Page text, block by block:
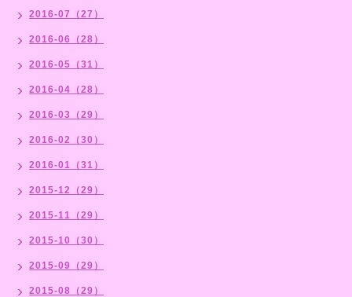
2016-07（27）
2016-06（28）
2016-05（31）
2016-04（28）
2016-03（29）
2016-02（30）
2016-01（31）
2015-12（29）
2015-11（29）
2015-10（30）
2015-09（29）
2015-08（29）